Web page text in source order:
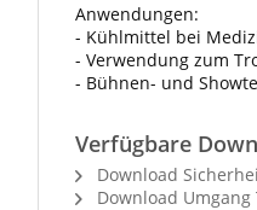
Anwendungen:
- Kühlmittel bei
- Verwendung zum
- Bühnen- und
Verfügbare
Download
Download Umgang